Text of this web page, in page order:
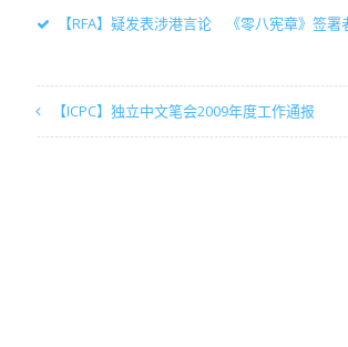
【RFA】疑发表涉港言论 《零八宪章》签署
【ICPC】独立中文笔会2009年度工作通报